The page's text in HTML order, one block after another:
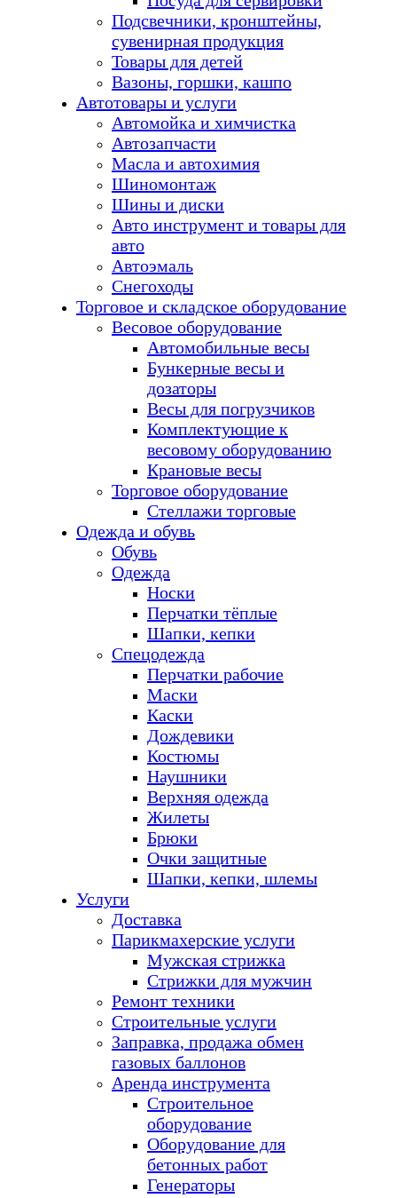
Подсвечники, кронштейны,
сувенирная продукция
Товары для детей
Вазоны, горшки, кашпо
Автотовары и услуги
Автомойка и химчистка
Автозапчасти
Масла и автохимия
Шиномонтаж
Шины и диски
Авто инструмент и товары для
авто
Автоэмаль
Снегоходы
Торговое и складское оборудование
Весовое оборудование
Автомобильные весы
Бункерные весы и
дозаторы
Весы для погрузчиков
Комплектующие к
весовому оборудованию
Крановые весы
Торговое оборудование
Стеллажи торговые
Одежда и обувь
Обувь
Одежда
Носки
Перчатки тёплые
Шапки, кепки
Спецодежда
Перчатки рабочие
Маски
Каски
Дождевики
Костюмы
Наушники
Верхняя одежда
Жилеты
Брюки
Очки защитные
Шапки, кепки, шлемы
Услуги
Доставка
Парикмахерские услуги
Мужская стрижка
Стрижки для мужчин
Ремонт техники
Строительные услуги
Заправка, продажа обмен
газовых баллонов
Аренда инструмента
Строительное
оборудование
Оборудование для
бетонных работ
Генераторы